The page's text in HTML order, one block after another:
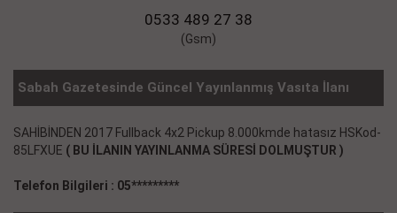
0533 489 27 38
(Gsm)
Sabah Gazetesinde Güncel Yayınlanmış Vasıta İlanı
SAHİBİNDEN 2017 Fullback 4x2 Pickup 8.000kmde hatasız HSKod-
85LFXUE ( BU İLANIN YAYINLANMA SÜRESİ DOLMUŞTUR )
Telefon Bilgileri : 05*********